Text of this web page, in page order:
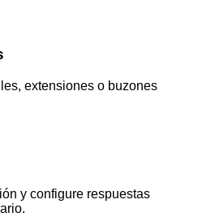
extensiones o buzones
y configure respuestas